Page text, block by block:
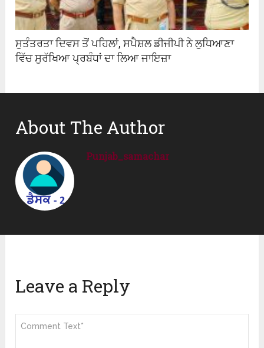
ਸੁਤੰਤਰਤਾ ਦਿਵਸ ਤੋਂ ਪਹਿਲਾਂ, ਸਪੈਸ਼ਲ ਡੀਜੀਪੀ ਨੇ ਲੁਧਿਆਣਾ
ਵਿੱਚ ਸੁਰੱਖਿਆ ਪ੍ਰਬੰਧਾਂ ਦਾ ਲਿਆ ਜਾਇਜ਼ਾ
About The Author
Punjab_samachar
Leave a Reply